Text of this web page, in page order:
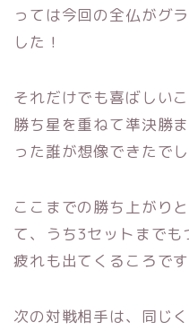
っては今回の全仏がグ
した！
それだけでも喜ばしい
勝ち星を重ねて準決勝
った誰が想像できたでし
ここまでの勝ち上がり
て、うち3セットまで
疲れも出てくるころです
次の対戦相手は、同じ